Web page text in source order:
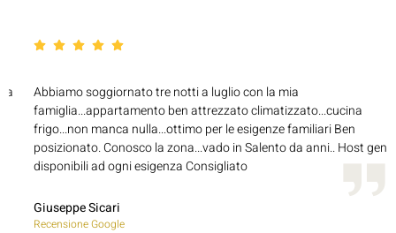
Abbiamo soggiornato tre notti a luglio con la mia
famiglia...appartamento ben attrezzato climatizzato...cucina
frigo...non manca nulla...ottimo per le esigenze familiari Ben
posizionato. Conosco la zona...vado in Salento da anni.. Host
disponibili ad ogni esigenza Consigliato
Giuseppe Sicari
Recensione Google